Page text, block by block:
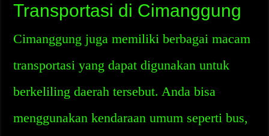
Transportasi di Cimanggung
Cimanggung juga memiliki berbagai macam
transportasi yang dapat digunakan untuk
berkeliling daerah tersebut. Anda bisa
menggunakan kendaraan umum seperti bus,